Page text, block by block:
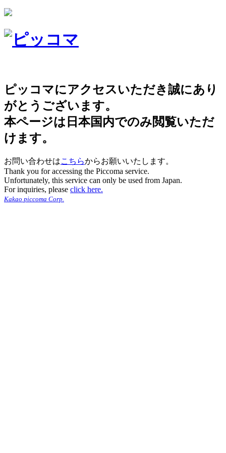
ピッコマにアクセスいただき誠にあり
がとうございます。
本ページは日本国内でのみ閲覧いただ
けます。
お問い合わせはこちらからお願いいたします。
Thank you for accessing the Piccoma service.
Unfortunately, this service can only be used from Japan.
For inquiries, please click here.
Kakao piccoma Corp.